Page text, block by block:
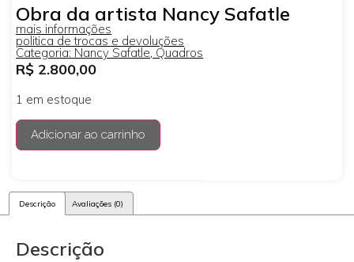
Obra da artista Nancy Safatle
mais informações
politica de trocas e devoluções
Categoria: Nancy Safatle, Quadros
R$ 2.800,00
1 em estoque
Adicionar ao carrinho
Descrição Avaliações (0)
Descrição